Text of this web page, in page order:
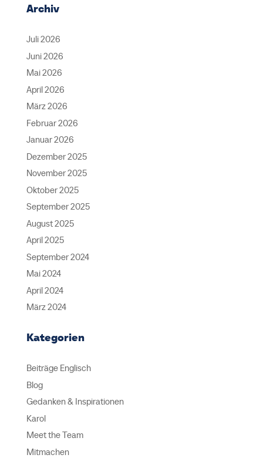
Archiv
Juli 2026
Juni 2026
Mai 2026
April 2026
März 2026
Februar 2026
Januar 2026
Dezember 2025
November 2025
Oktober 2025
September 2025
August 2025
April 2025
September 2024
Mai 2024
April 2024
März 2024
Kategorien
Beiträge Englisch
Blog
Gedanken & Inspirationen
Karol
Meet the Team
Mitmachen